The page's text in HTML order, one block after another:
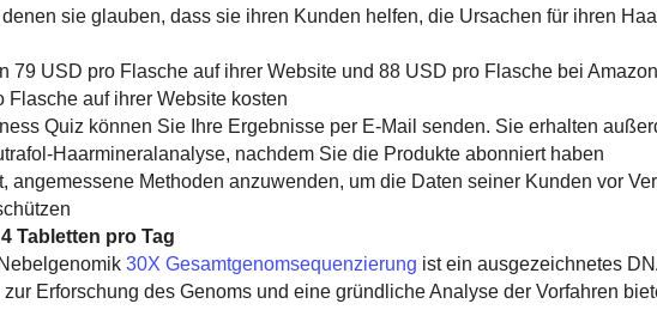
denen sie glauben, dass sie ihren Kunden helfen, die Ursachen für ihren
79 USD pro Flasche auf ihrer Website und 88 USD pro Flasche bei
auf ihrer Website kosten
Quiz können Sie Ihre Ergebnisse per E-Mail senden. Sie erhalten
Haarmineralanalyse, nachdem Sie die Produkte abonniert haben
angemessene Methoden anzuwenden, um die Daten seiner Kunden vor
4 Tabletten pro Tag
30X Gesamtgenomsequenzierung ist ein ausgezeichnetes
Erforschung des Genoms und eine gründliche Analyse der Vorfahren